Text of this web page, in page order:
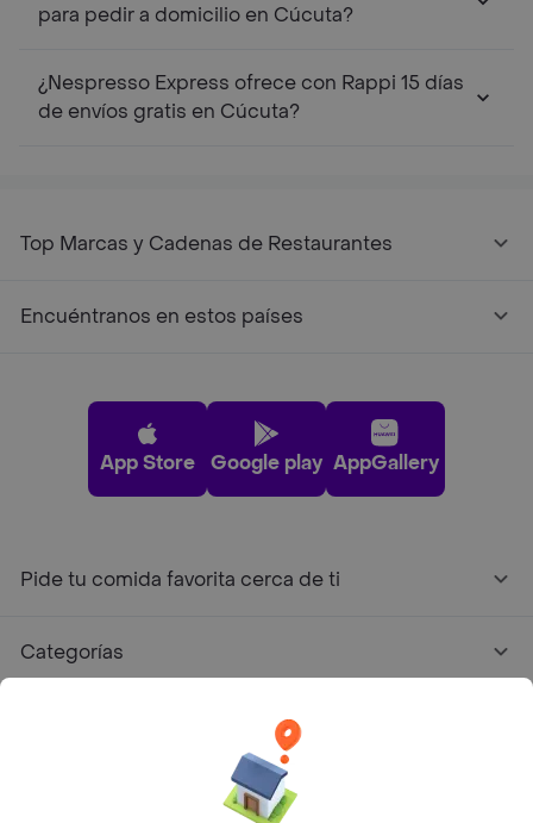
para pedir a domicilio en Cúcuta?
¿Nespresso Express ofrece con Rappi 15 días
de envíos gratis en Cúcuta?
Top Marcas y Cadenas de Restaurantes
Encuéntranos en estos países
App Store Google play AppGallery
Pide tu comida favorita cerca de ti
Categorías